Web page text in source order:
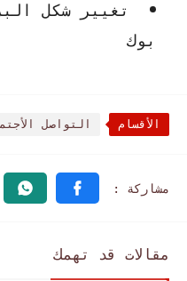
تغيير شكل
بوك
الأقسام التواصل
مقالات قد تهمك